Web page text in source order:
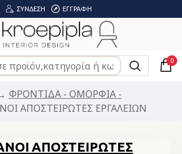
ΣΎΝΔΕΣΗ ΕΓΓΡΑΦΉ
0
ΦΡΟΝΤΙΔΑ - ΟΜΟΡΦΙΑ -
ΑΠΟΣΤΕΙΡΩΤΕΣ ΕΡΓΑΛΕΙΩΝ
ΑΠΟΣΤΕΙΡΩΤΕΣ